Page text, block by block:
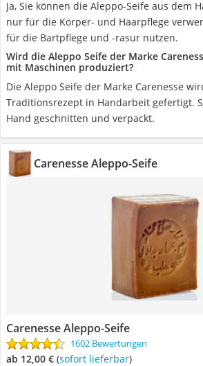
Ja, Sie können die Aleppo-Seife aus dem
nur für die Körper- und Haarpflege
für die Bartpflege und -rasur nutzen.
Wird die Aleppo Seife der Marke
mit Maschinen produziert?
Die Aleppo Seife der Marke Carenesse
Traditionsrezept in Handarbeit gefertigt.
Hand geschnitten und verpackt.
Carenesse Aleppo-Seife
Carenesse Aleppo-Seife
1602 Bewertungen
ab 12,00 € ( Sofort lieferbar)